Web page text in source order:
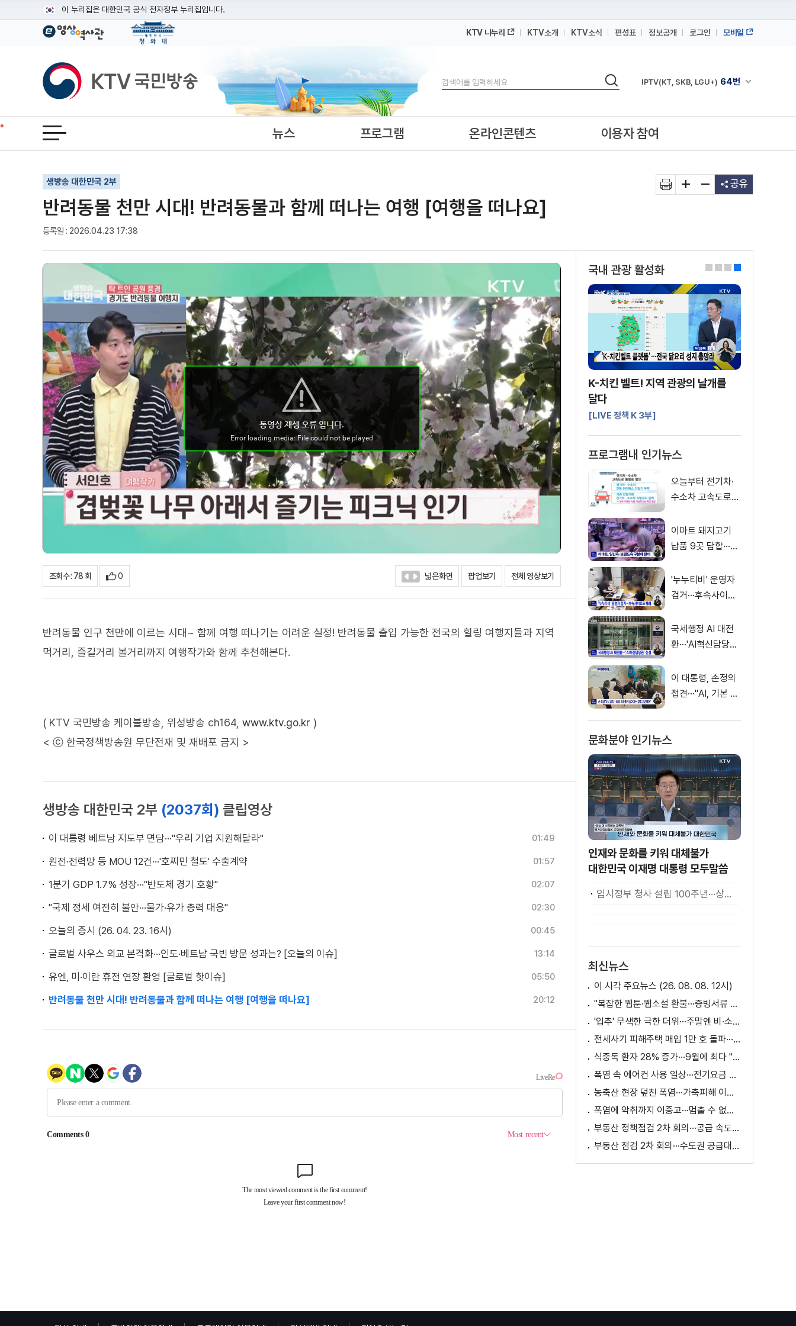
이 누리집은 대한민국 공식 전자정부 누리집입니다.
공식 누리집 주소 확인하기
이밖에 or.kr 또는 .kr등 다른 도메인 주소를 사용하고 있다면 아래 URL에서 도메인 주소를 확인해 보세요
운영중인 공식 누리집보기
KTV 나누리 KTV소개 KTV소식 편성표 정보공개 로그인 모바일
KTV국민방송
검색
검색 채널안내 펼쳐
IPTV(KT, SKB, LGU+) 64번
IPTV(KT, SKB, LGU+)
전체메뉴 열기 뉴스 프로그램 온라인콘텐츠 이용자 참여
생방송 대한민국 2부
반려동물 천만 시대! 반려동물과 함께 떠나는 여행 [여행을 떠나요]
등록일 : 2026.04.23 17:38
기사인쇄
글자확대
글자축소 공유
조회수 : 78 회 0 넓은화면 팝업보기 전체 영상보기
반려동물 인구 천만에 이르는 시대~ 함께 여행 떠나기는 어려운 실정! 반려동물 출입 가능한 전국의 힐링 여행지들과 지역
먹거리, 즐길거리 볼거리까지 여행작가와 함께 추천해본다.
( KTV 국민방송 케이블방송, 위성방송 ch164, www.ktv.go.kr )
< ⓒ 한국정책방송원 무단전재 및 재배포 금지 >
생방송 대한민국 2부 (2037회) 클립영상
이 대통령 베트남 지도부 면담···"우리 기업 지원해달라" 01:49
원전·전력망 등 MOU 12건···'호찌민 철도' 수출계약 01:57
1분기 GDP 1.7% 성장···"반도체 경기 호황" 02:07
"국제 정세 여전히 불안···물가·유가 총력 대응" 02:30
오늘의 증시 (26. 04. 23. 16시) 00:45
글로벌 사우스 외교 본격화···인도·베트남 국빈 방문 성과는? [오늘의 이슈] 13:14
유엔, 미·이란 휴전 연장 환영 [글로벌 핫이슈] 05:50
반려동물 천만 시대! 반려동물과 함께 떠나는 여행 [여행을 떠나요] 20:12
국내 관광 활성화 0
1
2
3
K-치킨 벨트! 지역 관광의 날개를
달다
[LIVE 정책 K 3부]
프로그램내 인기뉴스
오늘부터 전기차·
수소차 고속도로
이마트 돼지고기
납품 9곳 담합···과
'누누티비' 운영자
검거···후속사이트
국세행정 AI 대전
환···'AI혁신담당관'
이 대통령, 손정의
접견···"AI, 기본 인
문화분야 인기뉴스
인재와 문화를 키워 대체불가
대한민국 이재명 대통령 모두말씀
임시정부 청사 설립 100주년···상하이서 만난 K-컬처! [세계 속 한국]
최신뉴스
이 시각 주요뉴스 (26. 08. 08. 12시)
"복잡한 웹툰·웹소설 환불···증빙서류 요구까지"
'입추' 무색한 극한 더위···주말엔 비·소나기
전세사기 피해주택 매입 1만 호 돌파···피해 지원 속도
식중독 환자 28% 증가···9월에 최다 "입추 방심 금물"
폭염 속 에어컨 사용 일상···전기요금 줄이려면?
농축산 현장 덮친 폭염···가축피해 이틀 새 28만 마리↑
폭염에 악취까지 이중고···멈출 수 없는 필수노동
부동산 정책점검 2차 회의···공급 속도전 본격화하나
부동산 점검 2차 회의···수도권 공급대책 논의